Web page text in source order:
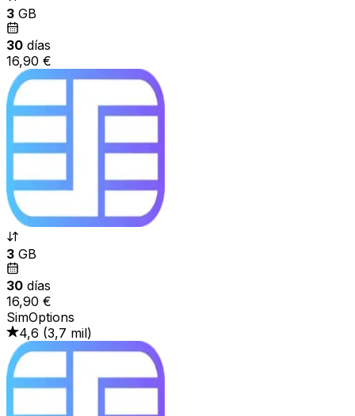
3 GB
30 días
16,90 €
3 GB
30 días
16,90 €
SimOptions
4,6 (3,7 mil)